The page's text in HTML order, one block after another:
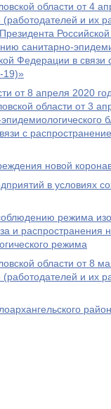
области от 4
и их
санитарно-
Федерации в
19)»
от 8 апреля 2020
области от 3
с
новой
в условиях
режима
и распространения
режима
области от 8
и их